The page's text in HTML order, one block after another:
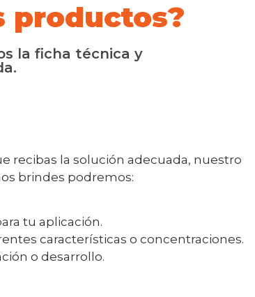
productos?
la ficha técnica y
recibas la solución adecuada, nuestro
brindes podremos:
tu aplicación.
características o concentraciones.
o desarrollo.